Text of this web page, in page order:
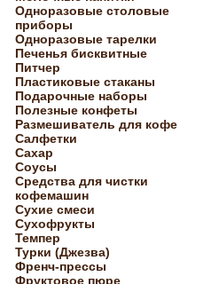
Одноразовые столовые
приборы
Одноразовые тарелки
Печенья бисквитные
Питчер
Пластиковые стаканы
Подарочные наборы
Полезные конфеты
Размешиватель для кофе
Салфетки
Сахар
Соусы
Средства для чистки
кофемашин
Сухие смеси
Сухофрукты
Темпер
Турки (Джезва)
Френч-прессы
Фруктовое пюре